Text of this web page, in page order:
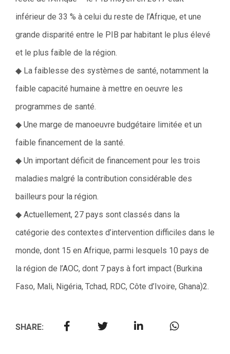
inférieur de 33 % à celui du reste de l’Afrique, et une
grande disparité entre le PIB par habitant le plus élevé
et le plus faible de la région.
◆ La faiblesse des systèmes de santé, notamment la
faible capacité humaine à mettre en oeuvre les
programmes de santé.
◆ Une marge de manoeuvre budgétaire limitée et un
faible financement de la santé.
◆ Un important déficit de financement pour les trois
maladies malgré la contribution considérable des
bailleurs pour la région.
◆ Actuellement, 27 pays sont classés dans la
catégorie des contextes d’intervention difficiles dans le
monde, dont 15 en Afrique, parmi lesquels 10 pays de
la région de l’AOC, dont 7 pays à fort impact (Burkina
Faso, Mali, Nigéria, Tchad, RDC, Côte d’Ivoire, Ghana)2.
SHARE: